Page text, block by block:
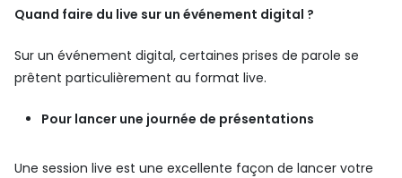
Quand faire du live sur un événement digital ?
Sur un événement digital, certaines prises de parole se
prêtent particulièrement au format live.
Pour lancer une journée de présentations
Une session live est une excellente façon de lancer votre